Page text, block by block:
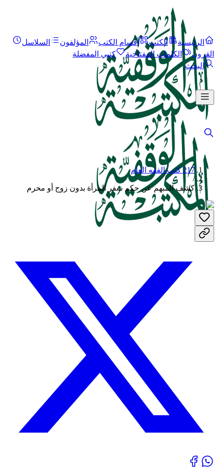
الرئيسية الكتب أقسام الكتب المؤلفون
السلاسل
القرون
الكلمات المفتاحية
كتبي المفضلة
البحث
217 كتب الفقه العام
/
كشف المبهم عن حكم سفر المرأة بدون زوج أو محرم